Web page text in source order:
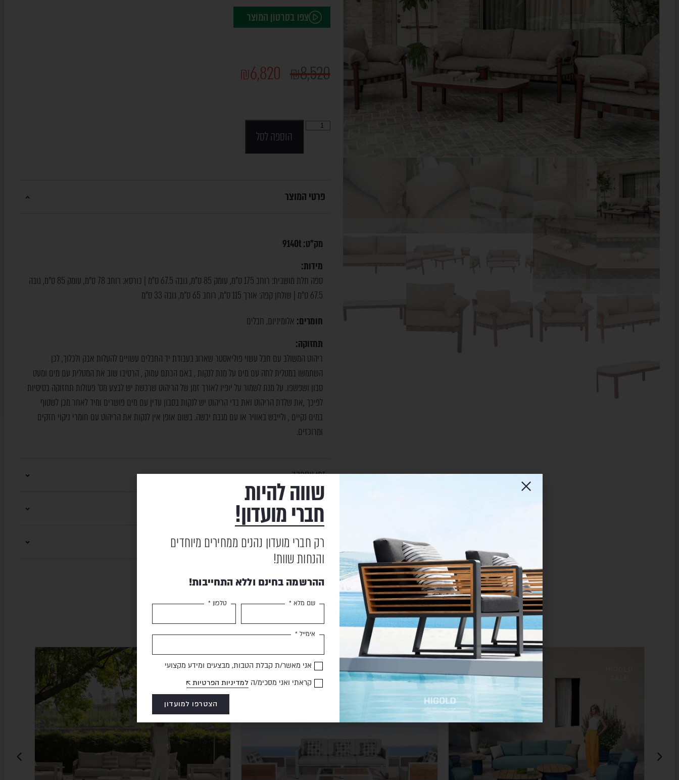
צפו בסרטון המוצר
₪8,520
₪6,820
הוספה לסל
פרטי המוצר
מק"ט:9140t
מידות:
ספה תלת מושבית: רוחב 175 ס"מ, עומק 85 ס"מ, גובה 67.5 ס"מ | כורסא: רוחב 78 ס"מ, עומק 85 ס"מ, גובה
67.5 ס"מ | שולחן קפה: אורך 115 ס"מ, רוחב 65 ס"מ, גובה 33 ס"מ
חומרים: אלומיניום, חבלים
תחזוקה:
ריהוט המשולב עם חבל עשוי פוליאסטר שארוג בעבודת יד החבלים עשויים להעלות אבק ולכלוך, לכן
השתמשו במטלית לחה עם מים על מנת לנקות , באם הכתם עמוק , הרטיבו שוב את המטלית עם מים ומעט
סבון ושפשפו. על מנת לשמור על יופיו לאורך זמן של הריהוט שרכשת יש לבצע מס’ פעולות תחזוקה בסיסיות
לפיכך ,את שלדת הריהוט ואת בדי הריהוט יש לנקות בסבון עדין עם מים פושרים ומיד לאחר מכן לשטוף
במים נקיים , ולייבש באוויר או עם מגבת יבשה. בשום אופן אין לנקות את הריהוט עם חומרי ניקוי חזקים
ומרוכזים.
זמן אספקה
הובלה והרכבה
אחריות
מוצרים נוספיםשעשויים לעניין אותך
SALE
HIGOLD
שווה להיות
חברי מועדון!
רק חברי מועדון נהנים ממחירים מיוחדים
והנחות שוות!
ההרשמה בחינם וללא התחייבות!
שם מלא * טלפון *
אימייל *
אני מאשר/ת קבלת הטבות, מבצעים ומידע מקצועי
קראתי ואני מסכימ/ה למדיניות הפרטיות
הצטרפו למועדון